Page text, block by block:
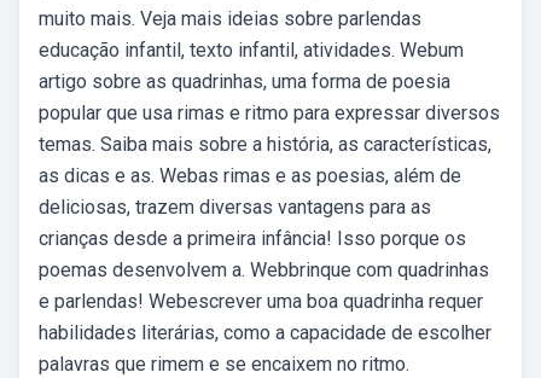
muito mais. Veja mais ideias sobre parlendas
educação infantil, texto infantil, atividades. Webum
artigo sobre as quadrinhas, uma forma de poesia
popular que usa rimas e ritmo para expressar diversos
temas. Saiba mais sobre a história, as características,
as dicas e as. Webas rimas e as poesias, além de
deliciosas, trazem diversas vantagens para as
crianças desde a primeira infância! Isso porque os
poemas desenvolvem a. Webbrinque com quadrinhas
e parlendas! Webescrever uma boa quadrinha requer
habilidades literárias, como a capacidade de escolher
palavras que rimem e se encaixem no ritmo.